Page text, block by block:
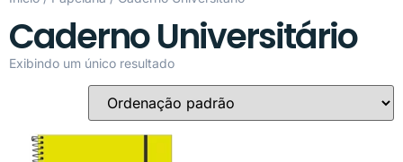
Caderno Universitário
Exibindo um único resultado